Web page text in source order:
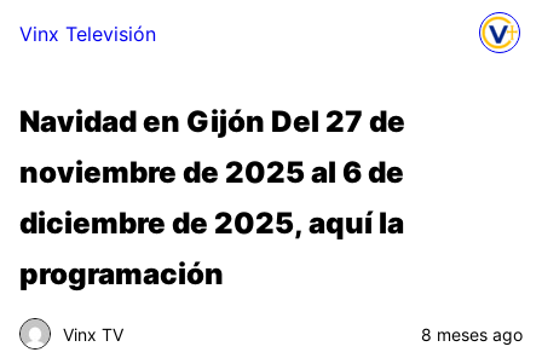
Vinx Televisión
Navidad en Gijón Del 27 de
noviembre de 2025 al 6 de
diciembre de 2025, aquí la
programación
Vinx TV 8 meses ago